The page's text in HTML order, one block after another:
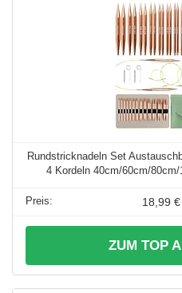
Rundstricknadeln Set
4 Kordeln 40cm/60cm/80cm/
18,99 €
ZUM TOP